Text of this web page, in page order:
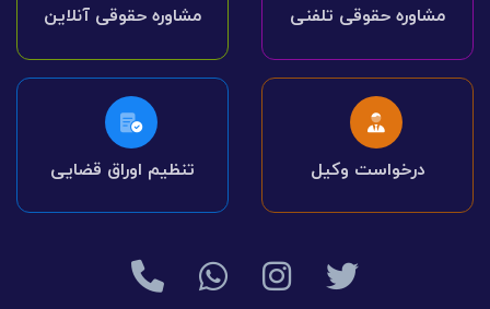
مشاوره حقوقی تلفنی مشاوره حقوقی آنلاین
درخواست وکیل تنظیم اوراق قضایی